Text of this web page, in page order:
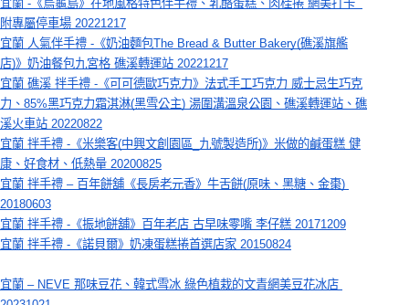
宜蘭 -《烏龜島》在地風格特色伴手禮、乳酪蛋糕、肉桂捲 網美打卡
附專屬停車場 20221217
宜蘭 人氣伴手禮 -《奶油麵包The Bread & Butter Bakery(礁溪旗艦
店)》奶油餐包九宮格 礁溪轉運站 20221217
宜蘭 礁溪 拌手禮 -《可可德歐巧克力》法式手工巧克力 威士忌生巧克
力、85%黑巧克力霜淇淋(黑雪公主) 湯圍溝溫泉公園、礁溪轉運站、礁
溪火車站 20220822
宜蘭 拌手禮 -《米樂客(中興文創園區_九號製造所)》米做的鹹蛋糕 健
康、好食材、低熱量 20200825
宜蘭 拌手禮 – 百年餅舖《長房老元香》牛舌餅(原味、黑糖、金棗)
20180603
宜蘭 拌手禮 -《振地餅舖》百年老店 古早味零嘴 李仔糕 20171209
宜蘭 拌手禮 -《諾貝爾》奶凍蛋糕捲首選店家 20150824
宜蘭 – NEVE 那味豆花、韓式雪冰 綠色植栽的文青網美豆花冰店